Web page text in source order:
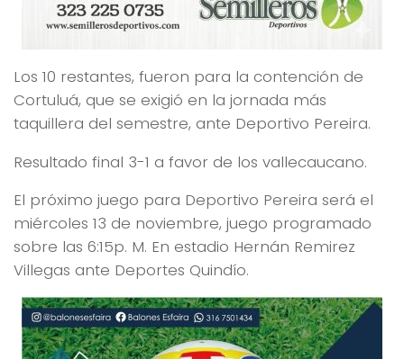
Los 10 restantes, fueron para la contención de
Cortuluá, que se exigió en la jornada más
taquillera del semestre, ante Deportivo Pereira.
Resultado final 3-1 a favor de los vallecaucano.
El próximo juego para Deportivo Pereira será el
miércoles 13 de noviembre, juego programado
sobre las 6:15p. M. En estadio Hernán Remirez
Villegas ante Deportes Quindío.